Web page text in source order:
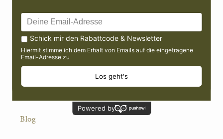
Quick links
Blog